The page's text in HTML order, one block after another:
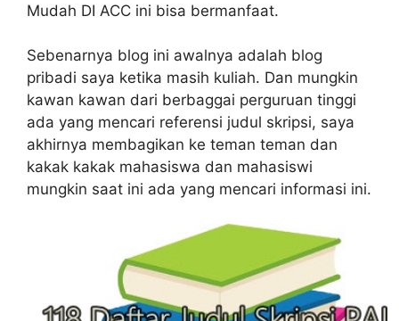
Mudah DI ACC ini bisa bermanfaat.
Sebenarnya blog ini awalnya adalah blog
pribadi saya ketika masih kuliah. Dan mungkin
kawan kawan dari berbaggai perguruan tinggi
ada yang mencari referensi judul skripsi, saya
akhirnya membagikan ke teman teman dan
kakak kakak mahasiswa dan mahasiswi
mungkin saat ini ada yang mencari informasi ini.